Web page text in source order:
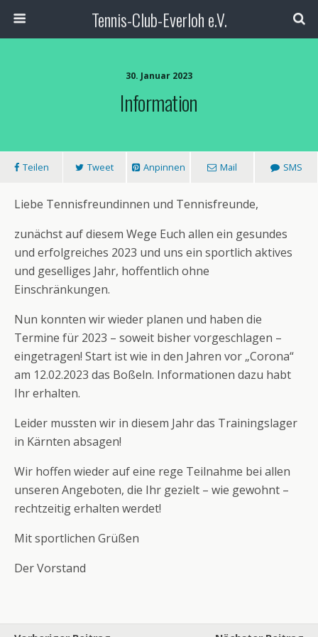
Tennis-Club-Everloh e.V.
30. Januar 2023
Information
Teilen Tweet Anpinnen Mail SMS
Liebe Tennisfreundinnen und Tennisfreunde,
zunächst auf diesem Wege Euch allen ein gesundes
und erfolgreiches 2023 und uns ein sportlich aktives
und geselliges Jahr, hoffentlich ohne
Einschränkungen.
Nun konnten wir wieder planen und haben die
Termine für 2023 – soweit bisher vorgeschlagen –
eingetragen! Start ist wie in den Jahren vor „Corona“
am 12.02.2023 das Boßeln. Informationen dazu habt
Ihr erhalten.
Leider mussten wir in diesem Jahr das Trainingslager
in Kärnten absagen!
Wir hoffen wieder auf eine rege Teilnahme bei allen
unseren Angeboten, die Ihr gezielt – wie gewohnt –
rechtzeitig erhalten werdet!
Mit sportlichen Grüßen
Der Vorstand